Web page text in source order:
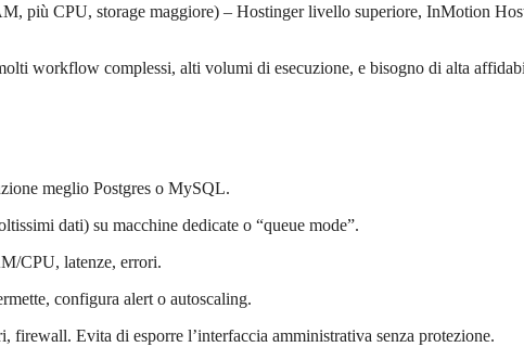
più CPU, storage maggiore) – Hostinger livello superiore, InMotion
workflow complessi, alti volumi di esecuzione, e bisogno di alta
meglio Postgres o MySQL.
dati) su macchine dedicate o “queue mode”.
CPU, latenze, errori.
configura alert o autoscaling.
firewall. Evita di esporre l’interfaccia amministrativa senza protezione.